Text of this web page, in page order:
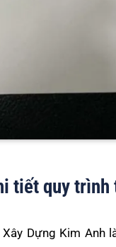
tiết quy
Dựng Kim Anh